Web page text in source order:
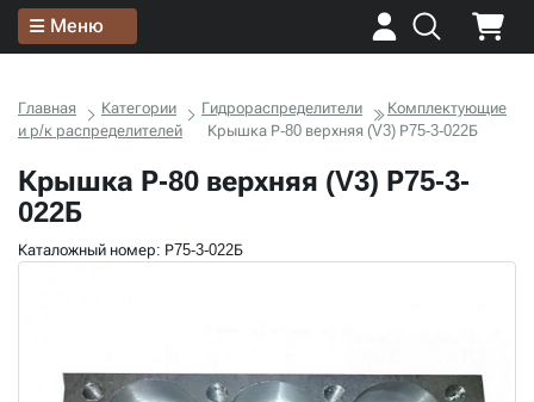
Меню
Главная Категории Гидрораспределители
Комплектующие
и р/к распределителей
Крышка Р-80 верхняя (V3) Р75-3-022Б
Крышка Р-80 верхняя (V3) Р75-3-
022Б
Каталожный номер: Р75-3-022Б